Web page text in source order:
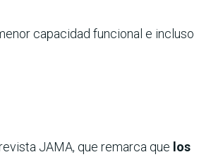
capacidad funcional e incluso
JAMA, que remarca que los